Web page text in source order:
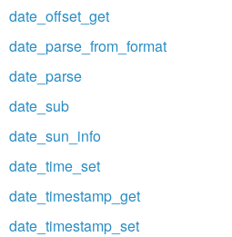
date_offset_get
date_parse_from_format
date_parse
date_sub
date_sun_info
date_time_set
date_timestamp_get
date_timestamp_set